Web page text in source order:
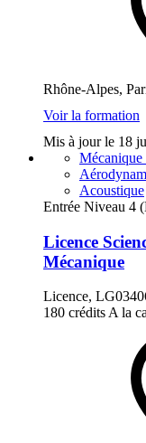
Rhône-Alpes,
Voir la formation
Mis à jour le 18
Mécanique
Acoustique
Entrée Niveau 4
Licence
Mécanique
Licence,
180 crédits A la